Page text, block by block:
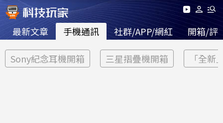
最新文章 手機通訊 社群/APP/網紅 開箱/評
Sony紀念耳機開箱 三星摺疊機開箱 「全新